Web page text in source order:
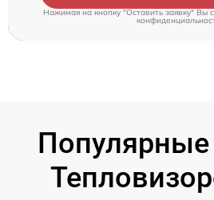
Нажимая на кнопку "Оставить заявку" Вы